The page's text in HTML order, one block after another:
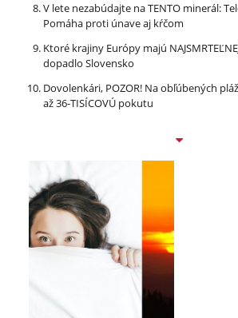
V lete nezabúdajte na TENTO minerál:
Pomáha proti únave aj kŕčom
Ktoré krajiny Európy majú
dopadlo Slovensko
Dovolenkári, POZOR! Na obľúbených
až 36-TISÍCOVÚ pokutu